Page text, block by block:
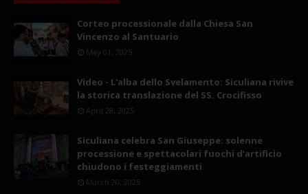
Corteo processionale dalla Chiesa San
Vincenzo al Santuario
May 01, 2025
Video - L'alba dello Svelamento: Siculiana rivive
la storica translazione del SS. Crocifisso
April 28, 2025
Siculiana celebra San Giuseppe: solenne
processione e spettacolari fuochi d’artificio
chiudono i festeggiamenti
March 20, 2025